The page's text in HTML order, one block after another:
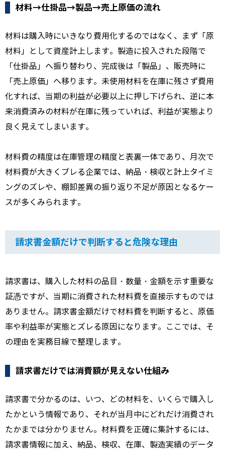
材料→仕掛品→製品→売上原価の流れ
材料は購入時にいきなり費用化するのではなく、まず「原
材料」として資産計上します。製造に投入された段階で
「仕掛品」へ振り替わり、完成後は「製品」、販売時に
「売上原価」へ移ります。未使用材料を在庫に残さず費用
化すれば、当期の利益が必要以上に押し下げられ、逆に本
来消費済みの材料が在庫に残っていれば、利益が実態より
良く見えてしまいます。
材料費の精度は在庫管理の精度と表裏一体であり、月次で
材料費が大きくブレる企業では、納品・検収と計上タイミ
ングのズレや、棚卸差異の振り返り不足が原因となるケー
スが多くみられます。
請求書金額だけで判断すると危険な理由
請求書は、購入した材料の品目・数量・金額を示す重要な
証憑ですが、当期に消費された材料費を直接示すものでは
ありません。請求書金額だけで材料費を判断すると、原価
率や利益率が実態とズレる原因になります。ここでは、そ
の理由を実務目線で整理します。
請求書だけでは消費額が見えない仕組み
請求書で分かるのは、いつ、どの材料を、いくらで購入し
たかという情報であり、それが当月中にどれだけ消費され
たかまでは分かりません。材料費を正確に集計するには、
請求書情報に加え、納品、検収、在庫、製造実績のデータ